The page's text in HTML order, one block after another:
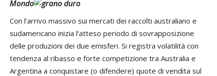
Mondo
Con l’arrivo massivo sui mercati dei raccolti australiano e
sudamericano inizia l’atteso periodo di sovrapposizione
delle produzioni dei due emisferi. Si registra volatilità con
tendenza al ribasso e forte competizione tra Australia e
Argentina a conquistare (o difendere) quote di vendita sul